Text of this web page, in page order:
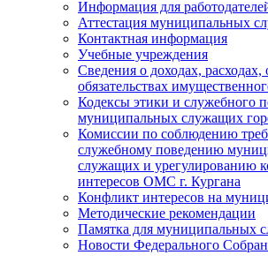
Информация для
Аттестация муниципальных
Контактная информация
Учебные учреждения
Сведения о доходах,
обязательствах
Кодексы этики и служебного
муниципальных служащих
Комиссии по соблюдению
служебному поведению
служащих и урегулированию
интересов ОМС г. Кургана
Конфликт интересов на
Методические рекомендации
Памятка для муниципальных
Новости Федерального